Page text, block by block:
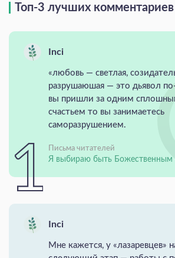
Топ-3 лучших
Inci
«любовь — светлая,
разрушаюшая — это дьявол
вы пришли за одним
счастьем то вы занимаетесь
саморазрушением.
Письма читателей
Я выбираю быть Божественным
Inci
Мне кажется, у «лазаревцев»